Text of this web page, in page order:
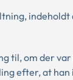
til, om der
efter, at